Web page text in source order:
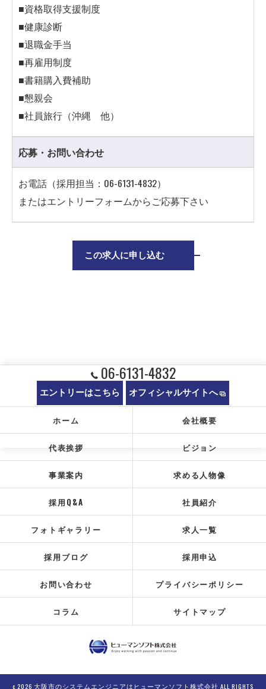
■資格取得支援制度
■健康診断
■退職金手当
■再雇用制度
■書籍購入費補助
■懇親会
■社員旅行（沖縄 他）
応募・お問い合わせ
お電話（採用担当：06-6131-4832）
またはエントリーフォームからご応募下さい
この求人に申し込む
06-6131-4832
エントリーはこちら オフィシャルサイトへ
ホーム 会社概要
代表挨拶 ビジョン
事業案内 求める人物像
採用Q&A 社員紹介
フォトギャラリー 求人一覧
採用ブログ 採用申込
お問い合わせ プライバシーポリシー
コラム サイトマップ
c 2026 大阪市のシステムエンジニアはヒューマンソフト株式会社 ALL RIGHTS